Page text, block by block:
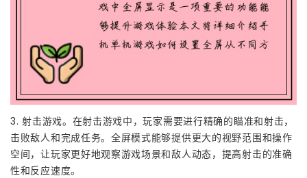
3. 射击游戏。在射击游戏中，玩家需要进行精确的瞄准和射击，
击败敌人和完成任务。全屏模式能够提供更大的视野范围和操作
空间，让玩家更好地观察游戏场景和敌人动态，提高射击的准确
性和反应速度。